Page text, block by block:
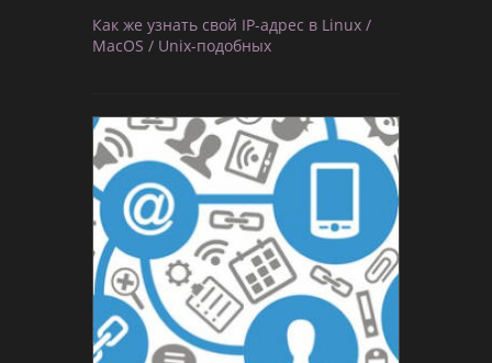
Как же узнать свой IP-адрес в Linux /
MacOS / Unix-подобных